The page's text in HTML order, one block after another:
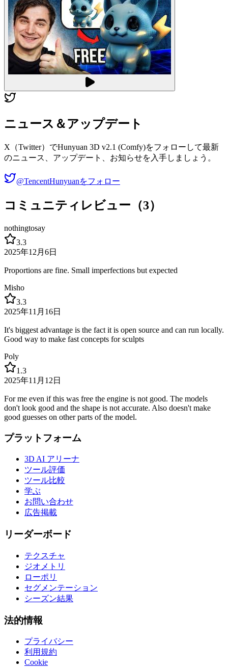
ニュース＆アップデート
X（Twitter）でHunyuan 3D v2.1 (Comfy)をフォローして最新
のニュース、アップデート、お知らせを入手しましょう。
@TencentHunyuanをフォロー
コミュニティレビュー（3）
nothingtosay
3.3
2025年12月6日
Proportions are fine. Small imperfections but expected
Misho
3.3
2025年11月16日
It's biggest advantage is the fact it is open source and can run locally.
Good way to make fast concepts for sculpts
Poly
1.3
2025年11月12日
For me even if this was free the engine is not good. The models
don't look good and the shape is not accurate. Also doesn't make
good guesses on other parts of the model.
プラットフォーム
3D AI アリーナ
ツール評価
ツール比較
学ぶ
お問い合わせ
広告掲載
リーダーボード
テクスチャ
ジオメトリ
ローポリ
セグメンテーション
シーズン結果
法的情報
プライバシー
利用規約
Cookie